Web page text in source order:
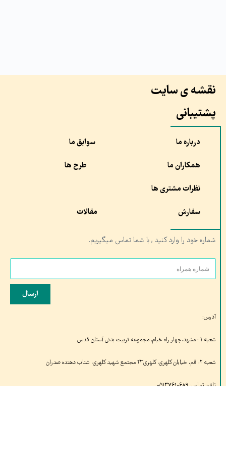
نقشه ی سایت
پشتیبانی
درباره ما سوابق ما
همکاران ما طرح ها
نظرات مشتری ها
سفارش مقالات
شماره خود را وارد کنید , با شما تماس میگیریم.
ارسال
آدرس:
شعبه ۱ : مشهد،چهار راه خیام, مجموعه تربیت بدنی آستان قدس
شعبه ۲: قم، خیابان کلهری، کلهری۲۳ مجتمع شهید کلهری، شتاب دهنده صدران
تلفن تماس: ۰۵۱۳۷۶۱۰۶۸۹